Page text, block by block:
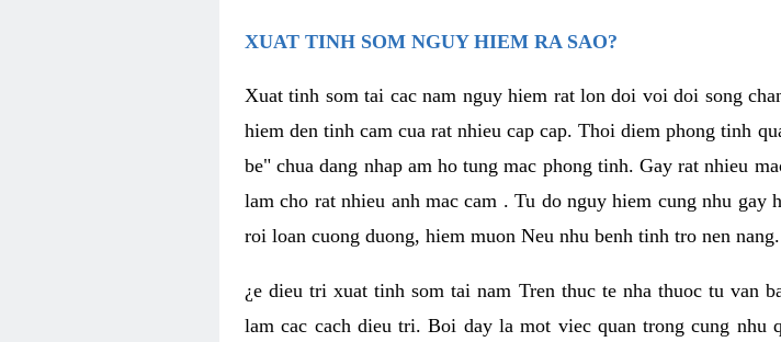
XUAT TINH SOM NGUY HIEM RA SAO?
Xuat tinh som tai cac nam nguy hiem rat lon doi voi doi song
hiem den tinh cam cua rat nhieu cap cap. Thoi diem phong tinh
be" chua dang nhap am ho tung mac phong tinh. Gay rat nhieu
lam cho rat nhieu anh mac cam . Tu do nguy hiem cung nhu gay
roi loan cuong duong, hiem muon Neu nhu benh tinh tro nen nang.
¿e dieu tri xuat tinh som tai nam Tren thuc te nha thuoc tu van
lam cac cach dieu tri. Boi day la mot viec quan trong cung nhu